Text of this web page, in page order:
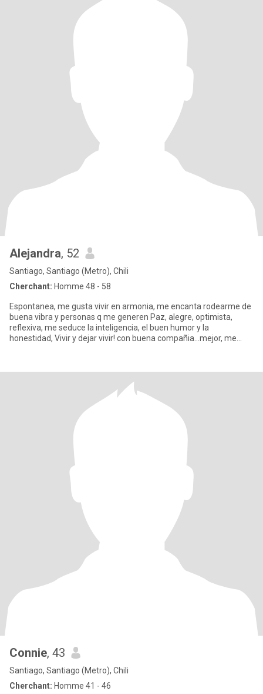
Alejandra, 52
Santiago, Santiago (Metro), Chili
Cherchant: Homme 48 - 58
Espontanea, me gusta vivir en armonia, me encanta rodearme de
buena vibra y personas q me generen Paz, alegre, optimista,
reflexiva, me seduce la inteligencia, el buen humor y la
honestidad, Vivir y dejar vivir! con buena compañia...mejor, me
Connie, 43
Santiago, Santiago (Metro), Chili
Cherchant: Homme 41 - 46